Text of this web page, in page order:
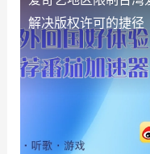
解决版权许可的捷径